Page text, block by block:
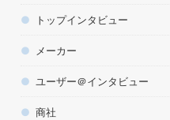
トップインタビュー
メーカー
ユーザー＠インタビュー
商社